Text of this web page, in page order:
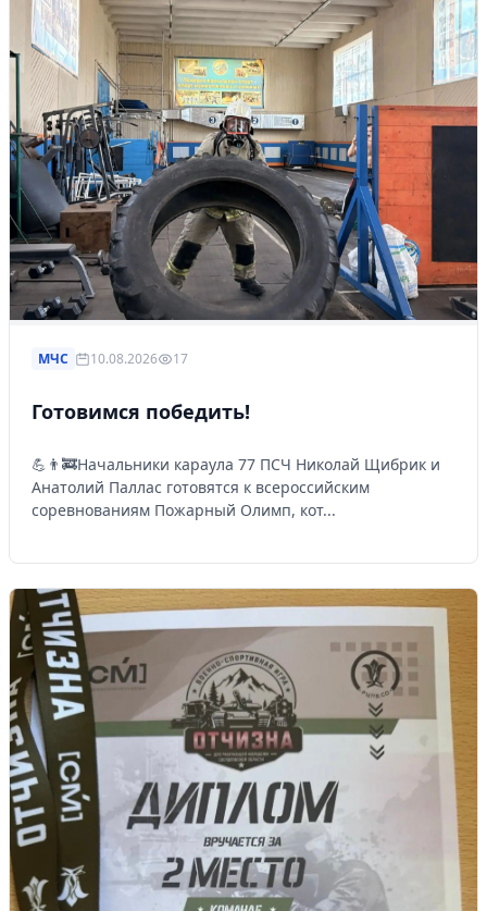
МЧС 10.08.2026 17
Готовимся победить!
💪👨‍🚒Начальники караула 77 ПСЧ Николай Щибрик и
Анатолий Паллас готовятся к всероссийским
соревнованиям Пожарный Олимп, кот...